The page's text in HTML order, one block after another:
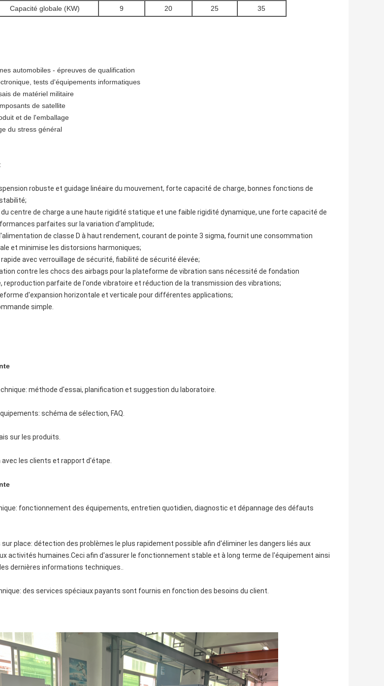
Capacité globale (KW) 9 20 25 35
automobiles - épreuves de qualification
tests d'équipements informatiques
de matériel militaire
de satellite
et de l'emballage
du stress général
robuste et guidage linéaire du mouvement, forte capacité de charge, bonnes fonctions de
du centre de charge a une haute rigidité statique et une faible rigidité dynamique, une forte capacité de
parfaites sur la variation d'amplitude;
de classe D à haut rendement, courant de pointe 3 sigma, fournit une consommation
et minimise les distorsions harmoniques;
avec verrouillage de sécurité, fiabilité de sécurité élevée;
contre les chocs des airbags pour la plateforme de vibration sans nécessité de fondation
reproduction parfaite de l'onde vibratoire et réduction de la transmission des vibrations;
d'expansion horizontale et verticale pour différentes applications;
simple.
méthode d'essai, planification et suggestion du laboratoire.
schéma de sélection, FAQ.
sur les produits.
les clients et rapport d'étape.
fonctionnement des équipements, entretien quotidien, diagnostic et dépannage des défauts
place: détection des problèmes le plus rapidement possible afin d'éliminer les dangers liés aux
activités humaines.Ceci afin d'assurer le fonctionnement stable et à long terme de l'équipement ainsi
dernières informations techniques..
des services spéciaux payants sont fournis en fonction des besoins du client.